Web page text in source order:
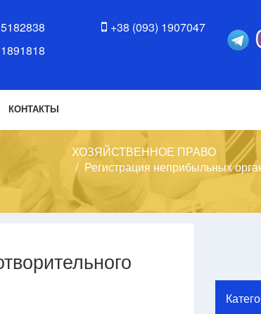
+38 (093) 1907047
КОНТАКТЫ
ХОЗЯЙСТВЕННОЕ ПРАВО
Регистрация неприбыльных